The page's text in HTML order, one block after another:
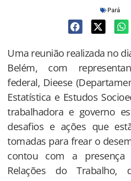
Pará
Uma reunião realizada no
Belém, com
federal, Dieese
Estatística e Estudos
trabalhadora e governo
desafios e ações que
tomadas para frear o
contou com a
Relações do Trabalho,